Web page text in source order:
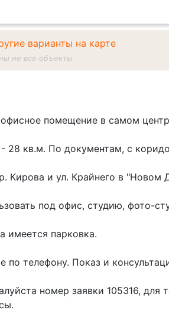
варианты на карте
не все объекты
помещение в самом
28 кв.м. По документам, с
Кирова и ул. Крайнего в "Новом
под офис, студию, фото-
имеется парковка.
по телефону. Показ и
номер заявки 105316, для